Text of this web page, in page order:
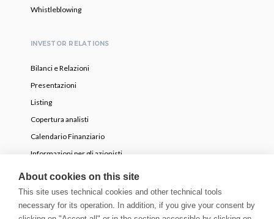
Whistleblowing
INVESTOR RELATIONS
Bilanci e Relazioni
Presentazioni
Listing
Copertura analisti
Calendario Finanziario
Informazioni per gli azionisti
OPA volontaria parziale
NEWS
About cookies on this site
This site uses technical cookies and other technical tools
necessary for its operation. In addition, if you give your consent by